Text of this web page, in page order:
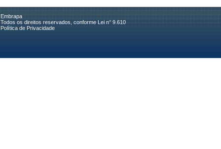
Embrapa
Todos os direitos reservados, conforme Lei n° 9.610
Política de Privacidade